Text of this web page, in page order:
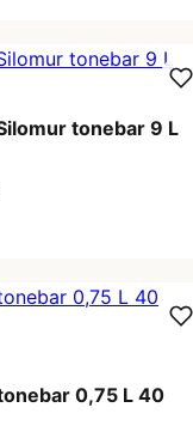
tonebar 9 L
0,75 L 40